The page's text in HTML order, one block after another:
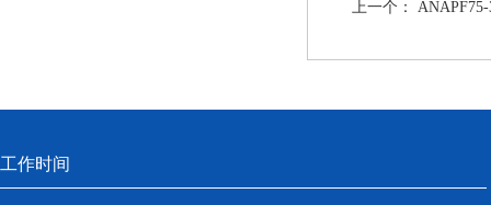
上一个：
工作时间